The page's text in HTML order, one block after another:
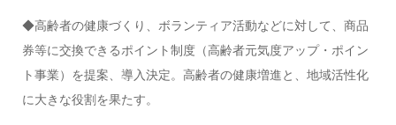
◆高齢者の健康づくり、ボランティア活動などに対して、商品
券等に交換できるポイント制度（高齢者元気度アップ・ポイン
ト事業）を提案、導入決定。高齢者の健康増進と、地域活性化
に大きな役割を果たす。